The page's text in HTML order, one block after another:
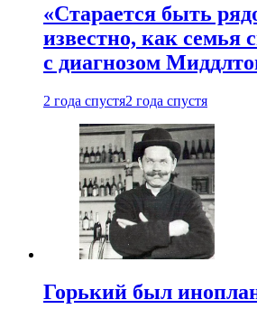
«Старается быть
известно, как семья
с диагнозом
2 года спустя2 года спустя
Горький был